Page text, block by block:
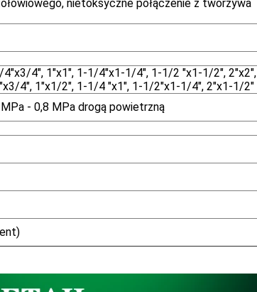
nietoksyczne połączenie z tworzywa
4", 1"x1", 1-1/4"x1-1/4", 1-1/2 "x1-1/2", 2"x2",
4", 1"x1/2", 1-1/4 "x1", 1-1/2"x1-1/4", 2"x1-1/2"
- 0,8 MPa drogą powietrzną